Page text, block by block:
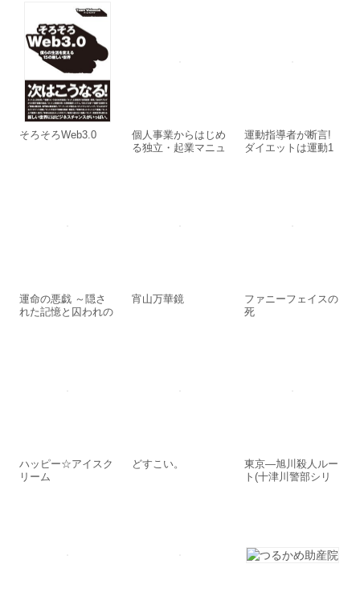
そろそろWeb3.0
個人事業からはじめ
る独立・起業マニュ
運動指導者が断言!
ダイエットは運動1
運命の悪戯 ～隠さ
れた記憶と囚われの
宵山万華鏡
ファニーフェイスの
死
ハッピー☆アイスク
リーム
どすこい。
東京―旭川殺人ルー
ト(十津川警部シリ